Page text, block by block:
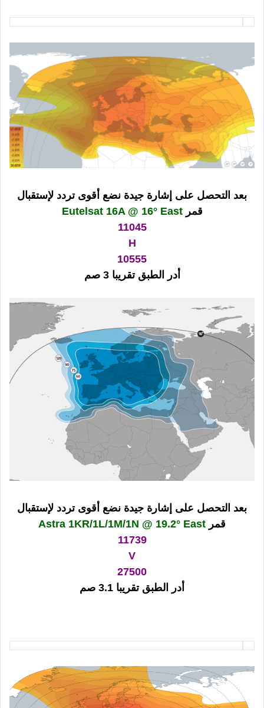
بعد التحصل على إشارة جيدة نضع أقوى تردد لإستقبال
قمرEutelsat 16A @ 16° East
11045
H
10555
أدر الطبق تقريبا 3 صم
بعد التحصل على إشارة جيدة نضع أقوى تردد لإستقبال
قمر Astra 1KR/1L/1M/1N @ 19.2° East
11739
V
27500
أدر الطبق تقريبا 3.1 صم